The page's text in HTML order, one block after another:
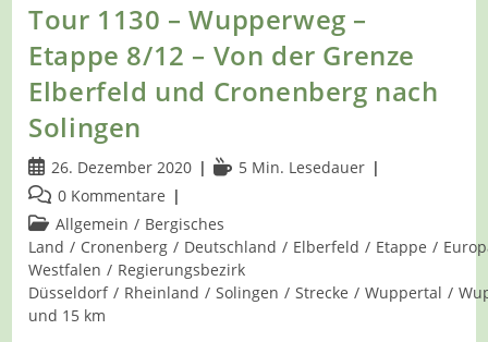
Tour 1130 – Wupperweg –
Etappe 8/12 – Von der Grenze
Elberfeld und Cronenberg nach
Solingen
Beitrag
veröffentlicht:
26. Dezember 2020 Lesedauer:
5 Min. Lesedauer
Beitrags-
Kommentare:
0 Kommentare
Beitrags-
Kategorie:
Allgemein / Bergisches
Land / Cronenberg / Deutschland / Elberfeld / Etappe /
Westfalen / Regierungsbezirk
Düsseldorf / Rheinland / Solingen / Strecke / Wuppertal /
und 15 km